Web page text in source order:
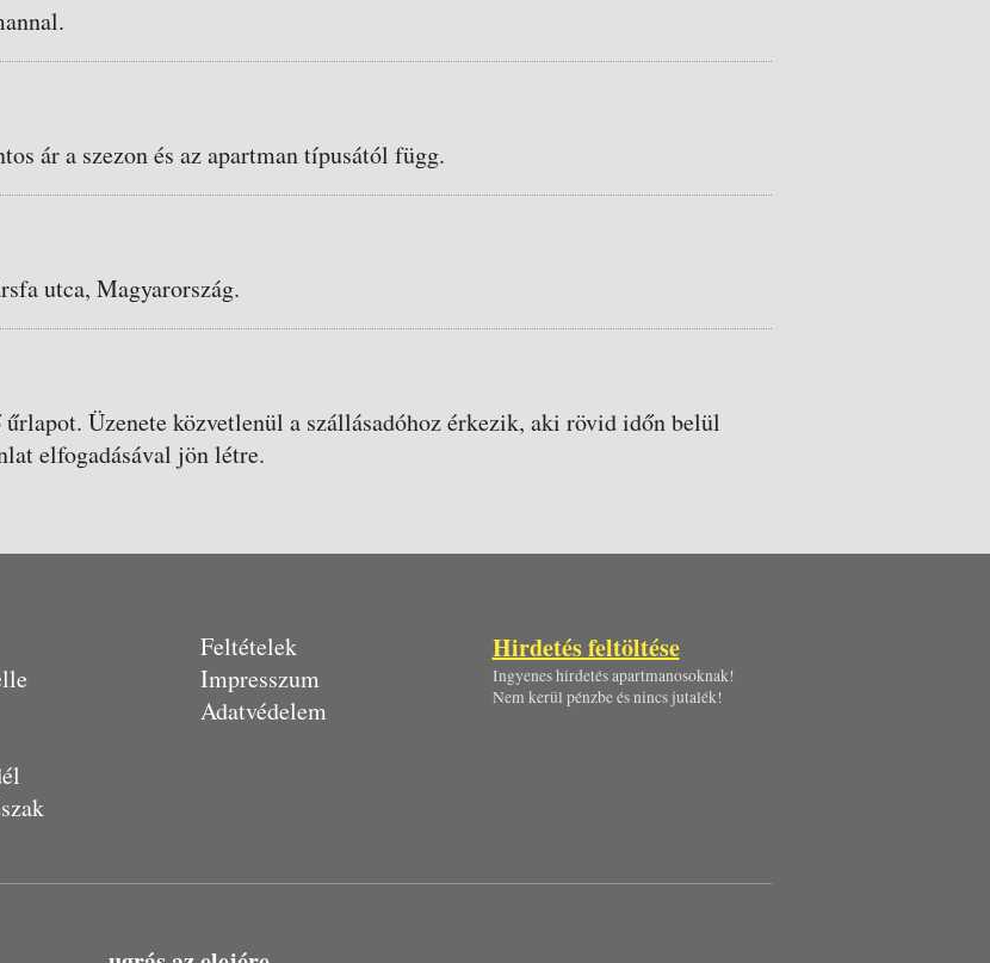
ár a szezon és az apartman típusától függ.
utca, Magyarország.
Üzenete közvetlenül a szállásadóhoz érkezik, aki rövid időn belül
elfogadásával jön létre.
Feltételek
Impresszum
Adatvédelem
Hirdetés feltöltése
Ingyenes hirdetés apartmanosoknak!
Nem kerül pénzbe és nincs jutalék!